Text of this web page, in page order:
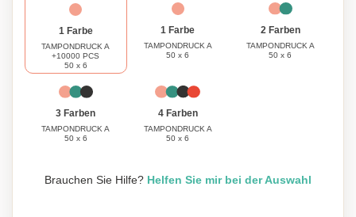
1 Farbe
TAMPONDRUCK A
+10000 PCS
50 x 6
1 Farbe
TAMPONDRUCK A
50 x 6
2 Farben
TAMPONDRUCK A
50 x 6
3 Farben
TAMPONDRUCK A
50 x 6
4 Farben
TAMPONDRUCK A
50 x 6
Brauchen Sie Hilfe? Helfen Sie mir bei der Auswahl